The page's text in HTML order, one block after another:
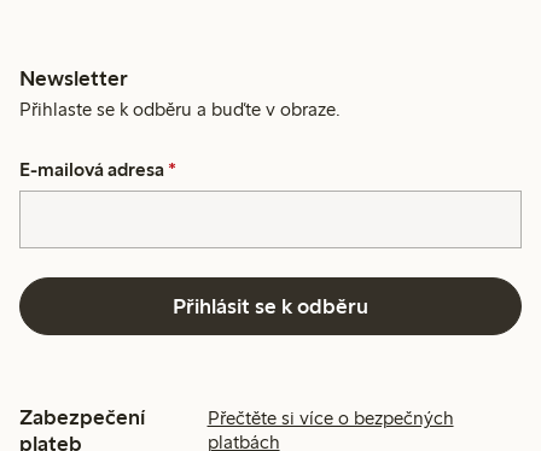
Newsletter
Přihlaste se k odběru a buďte v obraze.
E-mailová adresa *
Přihlásit se k odběru
Zabezpečení
plateb
Přečtěte si více o bezpečných
platbách